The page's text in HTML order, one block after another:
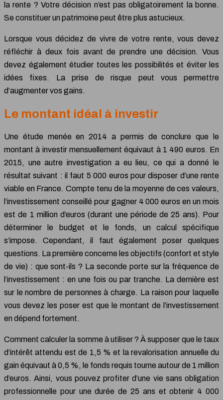
la rente ? Votre décision n’est pas obligatoirement la bonne.
Se constituer un patrimoine peut être plus astucieux.
Lorsque vous décidez de vivre de votre rente, vous devez
réfléchir à deux fois avant de prendre une décision. Vous
devez également étudier toutes les possibilités et éviter les
idées fixes. La prise de risque peut vous permettre
d’augmenter vos gains.
Le montant idéal à investir
Une étude menée en 2014 a permis de conclure que le
montant à investir mensuellement équivaut à 1 490 euros. En
2015, une autre investigation a eu lieu, ce qui a donné le
résultat suivant : il faut 5 000 euros pour disposer d’une rente
viable en France. Compte tenu de la moyenne de ces valeurs,
l’investissement conseillé pour gagner 4 000 euros en un mois
est de 1 million d’euros (durant une période de 25 ans). Pour
déterminer le budget et le fonds, un calcul spécifique
s’impose. Cependant, il faut également poser quelques
questions. La première concerne les objectifs (confort et style
de vie) : que sont-ils ? La seconde porte sur la fréquence de
l’investissement : en une fois ou par tranche. La dernière est
sur le nombre de personnes à charge. La raison pour laquelle
vous devez les poser est que le montant de l’investissement
en dépend fortement.
Comment calculer la somme à utiliser ? À supposer que le taux
d’intérêt attendu est de 1,5 % et la revalorisation annuelle du
gain équivaut à 0,5 %, le fonds requis tourne autour de 1 million
d’euros. Ainsi, vous pouvez profiter d’une vie sans obligation
professionnelle pour une durée de 25 ans et obtenir 4 000